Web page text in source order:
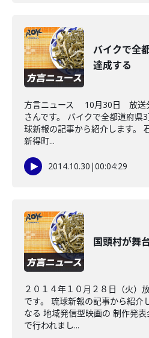
バイクで全
達成する
方言ニュース 10月30日 放送
さんです。 バイクで全都道府
球新報の記事から紹介します。
新得町...
2014.10.30 |00:04:29
国頭村が舞
２０１４年１０月２８日（火）
です。 琉球新報の記事から紹介
なる 地域発信型映画の 制作発
で行われまし...